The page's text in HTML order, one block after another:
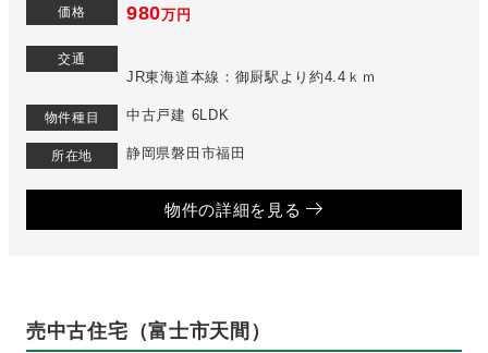
価格 980万円
交通
JR東海道本線：御厨駅より約4.4ｋｍ
物件種目 中古戸建 6LDK
所在地 静岡県磐田市福田
物件の詳細を見る
売中古住宅（富士市天間）